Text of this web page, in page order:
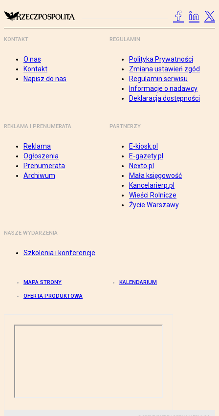
KONTAKT
O nas
Kontakt
Napisz do nas
REGULAMIN
Polityka Prywatności
Zmiana ustawień zgód
Regulamin serwisu
Informacje o nadawcy
Deklaracja dostępności
REKLAMA I PRENUMERATA
Reklama
Ogłoszenia
Prenumerata
Archiwum
PARTNERZY
E-kiosk.pl
E-gazety.pl
Nexto.pl
Mała księgowość
Kancelarierp.pl
Wieści Rolnicze
Życie Warszawy
NASZE WYDARZENIA
Szkolenia i konferencje
MAPA STRONY KALENDARIUM
OFERTA PRODUKTOWA